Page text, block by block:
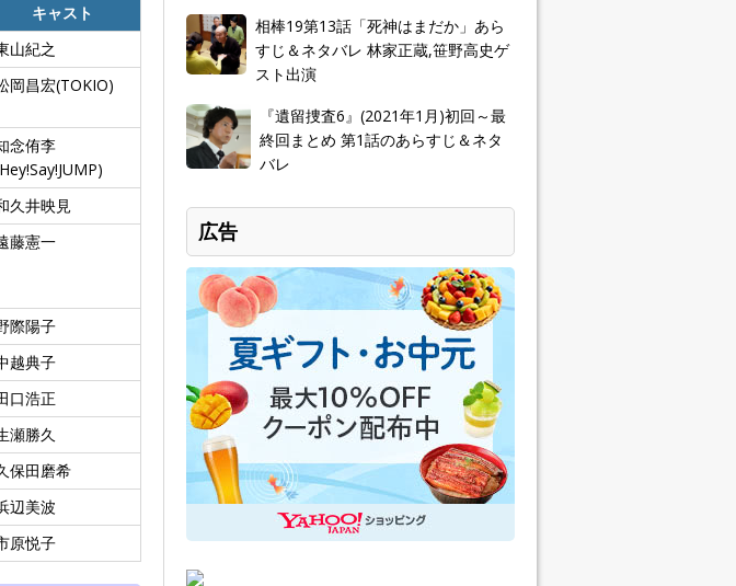
キャスト
山紀之
岡昌宏(TOKIO)
念侑李
久井映見
藤憲一
際陽子
越典子
口浩正
瀬勝久
保田磨希
辺美波
原悦子
相棒19第13話「死神はまだか」あら
すじ＆ネタバレ 林家正蔵,笹野高史ゲ
スト出演
『遺留捜査6』(2021年1月)初回～最
終回まとめ 第1話のあらすじ＆ネタ
バレ
広告